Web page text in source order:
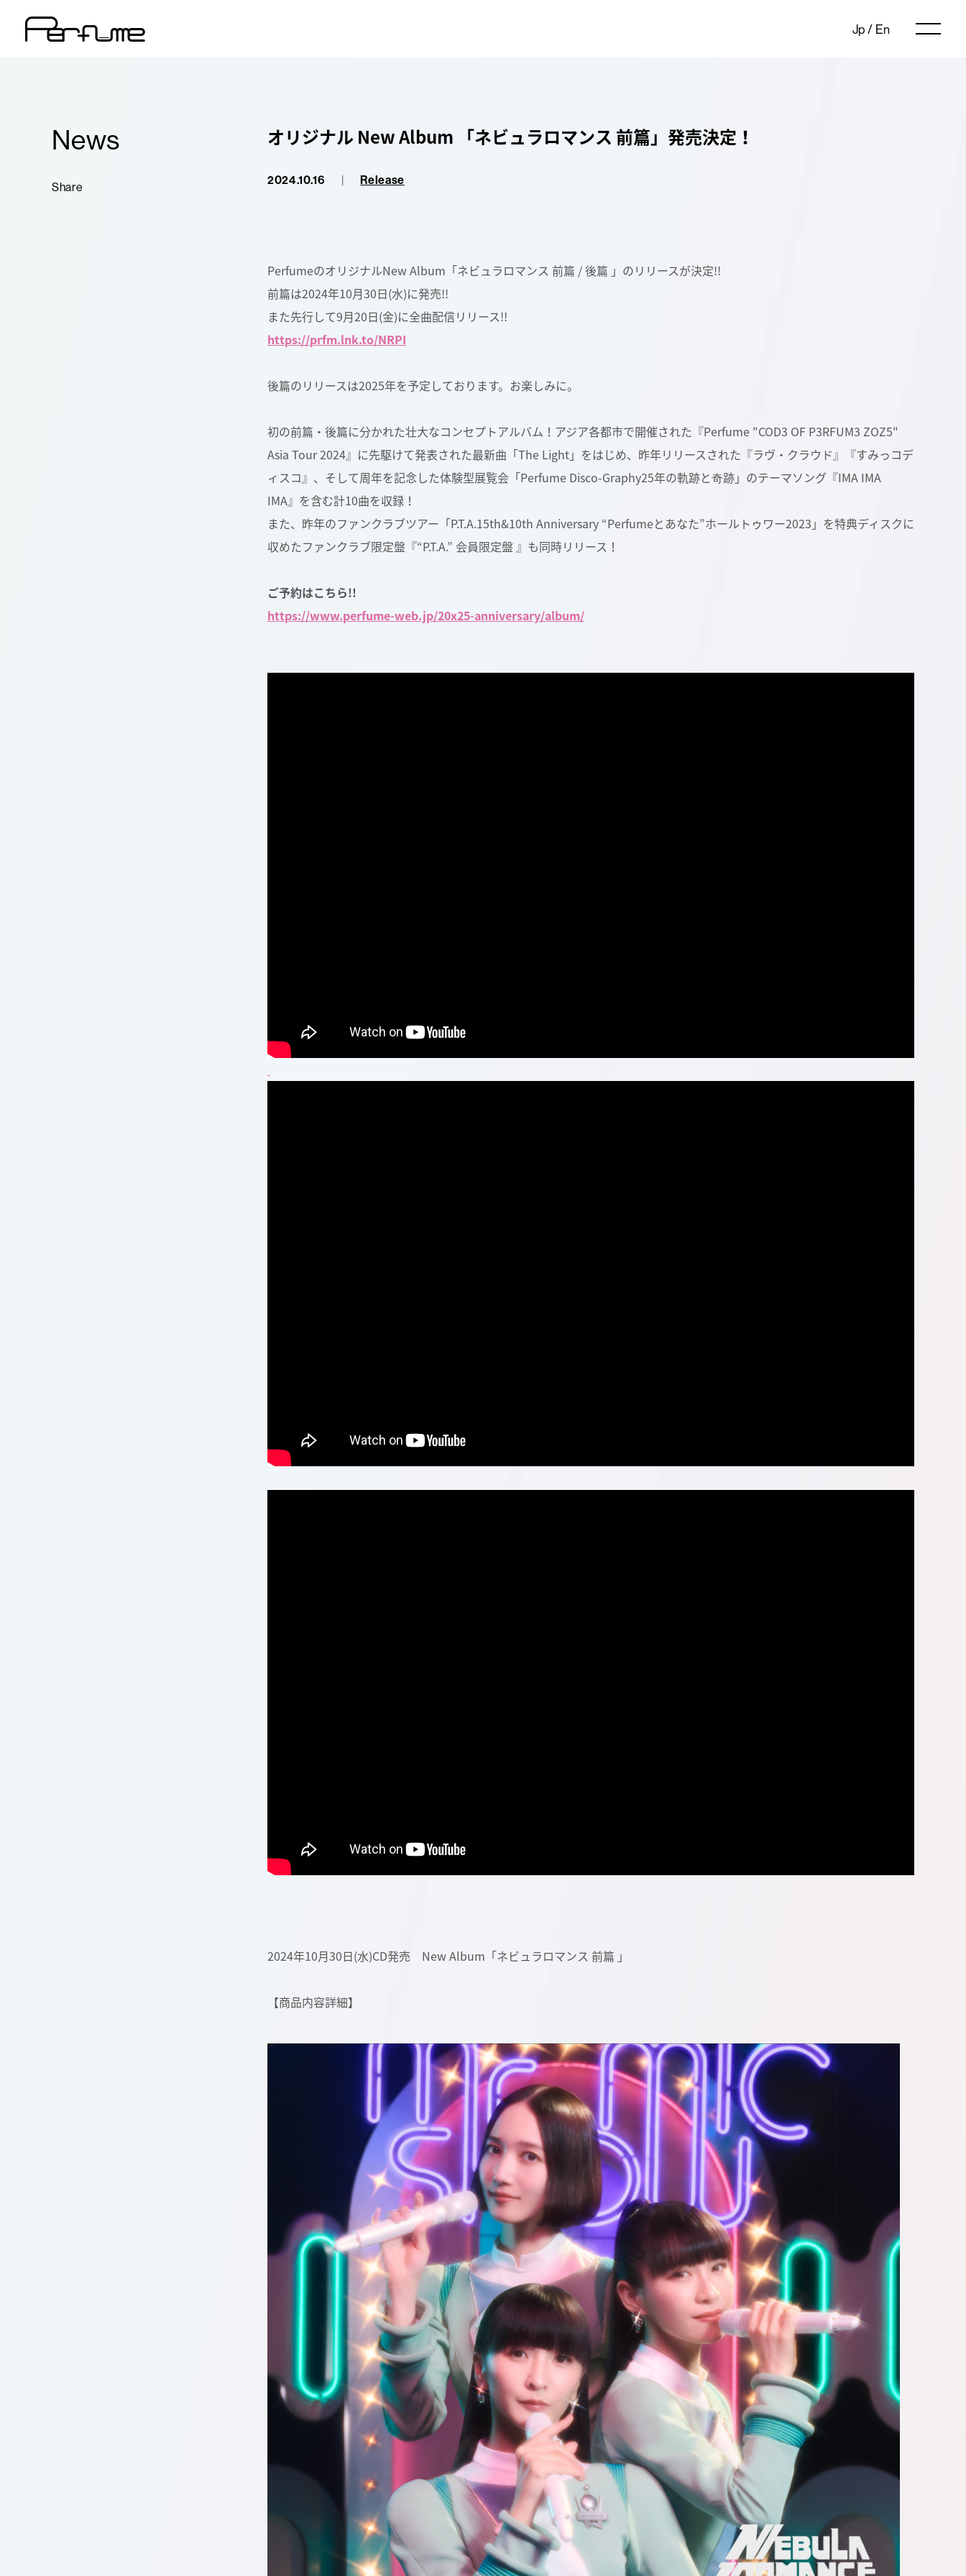
Jp/ En
News
Share
オリジナル New Album 「ネビュラロマンス 前篇」発売決定！
2024.10.16 | Release
PerfumeのオリジナルNew Album「ネビュラロマンス 前篇 / 後篇 」のリリースが決定!!
前篇は2024年10月30日(水)に発売!!
また先行して9月20日(金)に全曲配信リリース!!
https://prfm.lnk.to/NRPI
後篇のリリースは2025年を予定しております。お楽しみに。
初の前篇・後篇に分かれた壮大なコンセプトアルバム！アジア各都市で開催された『Perfume "COD3 OF P3RFUM3 ZOZ5"
Asia Tour 2024』に先駆けて発表された最新曲「The Light」をはじめ、昨年リリースされた『ラヴ・クラウド』『すみっコデ
ィスコ』、そして周年を記念した体験型展覧会「Perfume Disco-Graphy25年の軌跡と奇跡」のテーマソング『IMA IMA
IMA』を含む計10曲を収録！
また、昨年のファンクラブツアー「P.T.A.15th&10th Anniversary “Perfumeとあなた”ホールトゥワー2023」を特典ディスクに
収めたファンクラブ限定盤『“P.T.A.” 会員限定盤 』も同時リリース！
ご予約はこちら!!
https://www.perfume-web.jp/20x25-anniversary/album/
2024年10月30日(水)CD発売 New Album「ネビュラロマンス 前篇 」
【商品内容詳細】